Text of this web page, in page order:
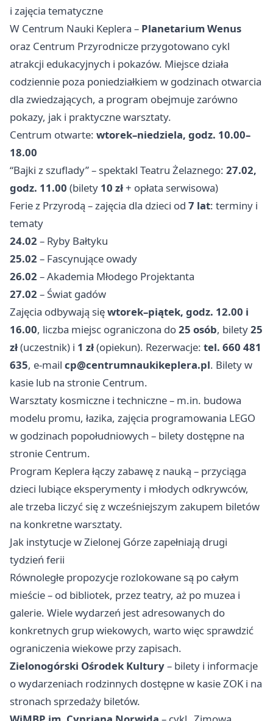
i zajęcia tematyczne
W Centrum Nauki Keplera – Planetarium Wenus
oraz Centrum Przyrodnicze przygotowano cykl
atrakcji edukacyjnych i pokazów. Miejsce działa
codziennie poza poniedziałkiem w godzinach otwarcia
dla zwiedzających, a program obejmuje zarówno
pokazy, jak i praktyczne warsztaty.
Centrum otwarte: wtorek–niedziela, godz. 10.00–
18.00
“Bajki z szuflady” – spektakl Teatru Żelaznego: 27.02,
godz. 11.00 (bilety 10 zł+ opłata serwisowa)
Ferie z Przyrodą – zajęcia dla dzieci od 7 lat: terminy i
tematy
24.02 – Ryby Bałtyku
25.02 – Fascynujące owady
26.02 – Akademia Młodego Projektanta
27.02 – Świat gadów
Zajęcia odbywają sięwtorek–piątek, godz. 12.00 i
16.00, liczba miejsc ograniczona do25 osób, bilety25
zł(uczestnik) i 1 zł(opiekun). Rezerwacje: tel. 660 481
635, e‑mail cp@centrumnaukikeplera.pl. Bilety w
kasie lub na stronie Centrum.
Warsztaty kosmiczne i techniczne – m.in. budowa
modelu promu, łazika, zajęcia programowania LEGO
w godzinach popołudniowych – bilety dostępne na
stronie Centrum.
Program Keplera łączy zabawę z nauką – przyciąga
dzieci lubiące eksperymenty i młodych odkrywców,
ale trzeba liczyć się z wcześniejszym zakupem biletów
na konkretne warsztaty.
Jak instytucje w Zielonej Górze zapełniają drugi
tydzień ferii
Równoległe propozycje rozlokowane są po całym
mieście – od bibliotek, przez teatry, aż po muzea i
galerie. Wiele wydarzeń jest adresowanych do
konkretnych grup wiekowych, warto więc sprawdzić
ograniczenia wiekowe przy zapisach.
Zielonogórski Ośrodek Kultury– bilety i informacje
o wydarzeniach rodzinnych dostępne w kasie ZOK i na
stronach sprzedaży biletów.